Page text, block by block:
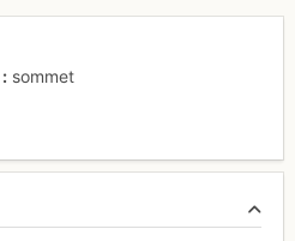
sommet